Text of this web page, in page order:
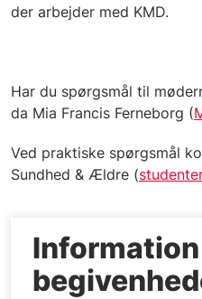
der arbejder med KMD.
Har du spørgsmål til
da Mia Francis Ferneborg (
Ved praktiske spørgsmål
Sundhed & Ældre (